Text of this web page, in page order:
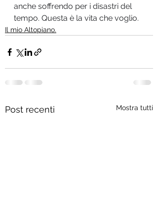
anche soffrendo per i disastri del
tempo. Questa è la vita che voglio.
Il mio Altopiano.
Post recenti Mostra tutti